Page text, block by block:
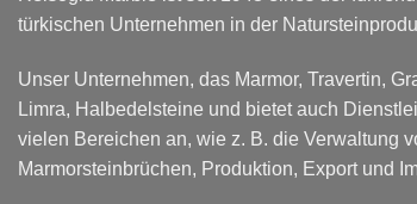
türkischen Unternehmen in der
Unser Unternehmen, das Marmor, Travertin,
Limra, Halbedelsteine und bietet auch
vielen Bereichen an, wie z. B. die Verwaltung
Marmorsteinbrüchen, Produktion, Export und